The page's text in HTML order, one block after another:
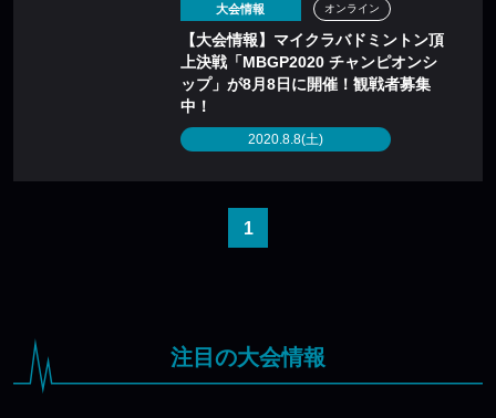
大会情報
【大会情報】マイクラバドミントン頂
上決戦「MBGP2020 チャンピオンシ
ップ」が8月8日に開催！観戦者募集
中！
2020.8.8(土)
オンライン
1
注目の大会情報